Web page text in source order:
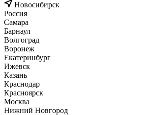
Новосибирск
Россия
Самара
Барнаул
Волгоград
Воронеж
Екатеринбург
Ижевск
Казань
Краснодар
Красноярск
Москва
Нижний Новгород